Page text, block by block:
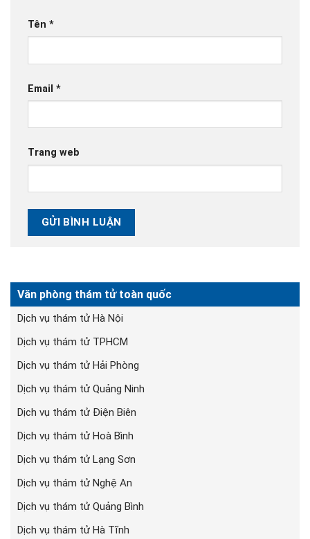
Văn phòng thám tử toàn quốc
Dịch vụ thám tử Hà Nội
Dịch vụ thám tử TPHCM
Dịch vụ thám tử Hải Phòng
Dịch vụ thám tử Quảng Ninh
Dịch vụ thám tử Điện Biên
Dịch vụ thám tử Hoà Bình
Dịch vụ thám tử Lạng Sơn
Dịch vụ thám tử Nghệ An
Dịch vụ thám tử Quảng Bình
Dịch vụ thám tử Hà Tĩnh
Tên *
Email *
Trang web